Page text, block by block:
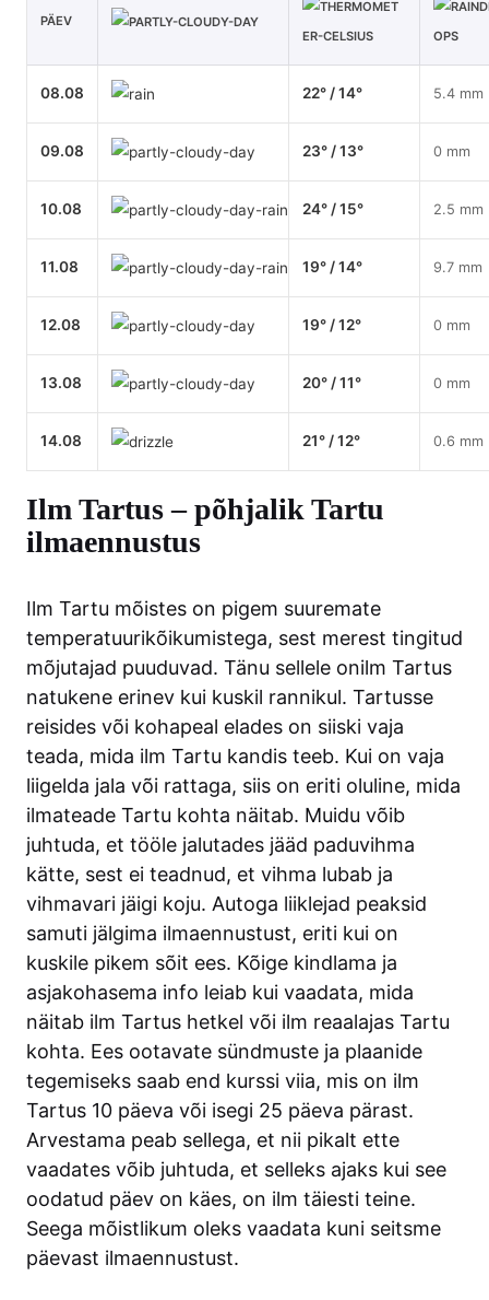
PÄEV
08.08 22° / 14° 5.4 mm
09.08 23° / 13° 0 mm
10.08 24° / 15° 2.5 mm
11.08 19° / 14° 9.7 mm
12.08 19° / 12° 0 mm
13.08 20° / 11° 0 mm
14.08 21° / 12° 0.6 mm
Ilm Tartus – põhjalik Tartu
ilmaennustus
Ilm Tartu mõistes on pigem suuremate
temperatuurikõikumistega, sest merest tingitud
mõjutajad puuduvad. Tänu sellele onilm Tartus
natukene erinev kui kuskil rannikul. Tartusse
reisides või kohapeal elades on siiski vaja
teada, mida ilm Tartu kandis teeb. Kui on vaja
liigelda jala või rattaga, siis on eriti oluline, mida
ilmateade Tartu kohta näitab. Muidu võib
juhtuda, et tööle jalutades jääd paduvihma
kätte, sest ei teadnud, et vihma lubab ja
vihmavari jäigi koju. Autoga liiklejad peaksid
samuti jälgima ilmaennustust, eriti kui on
kuskile pikem sõit ees. Kõige kindlama ja
asjakohasema info leiab kui vaadata, mida
näitab ilm Tartus hetkel või ilm reaalajas Tartu
kohta. Ees ootavate sündmuste ja plaanide
tegemiseks saab end kurssi viia, mis on ilm
Tartus 10 päeva või isegi 25 päeva pärast.
Arvestama peab sellega, et nii pikalt ette
vaadates võib juhtuda, et selleks ajaks kui see
oodatud päev on käes, on ilm täiesti teine.
Seega mõistlikum oleks vaadata kuni seitsme
päevast ilmaennustust.